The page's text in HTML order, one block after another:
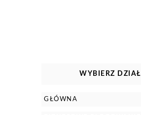
WYBIERZ DZIAŁ
GŁÓWNA